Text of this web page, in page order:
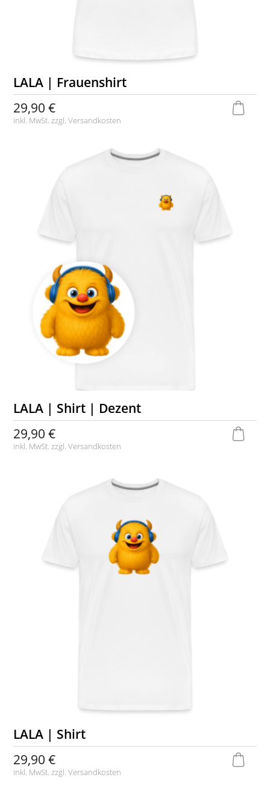
LALA | Frauenshirt
29,90 €
inkl. MwSt. zzgl.Versandkosten
LALA | Shirt | Dezent
29,90 €
inkl. MwSt. zzgl.Versandkosten
LALA | Shirt
29,90 €
inkl. MwSt. zzgl.Versandkosten